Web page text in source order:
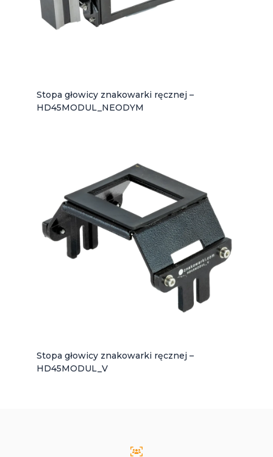
Stopa głowicy znakowarki ręcznej –
HD45MODUL_NEODYM
Stopa głowicy znakowarki ręcznej –
HD45MODUL_V